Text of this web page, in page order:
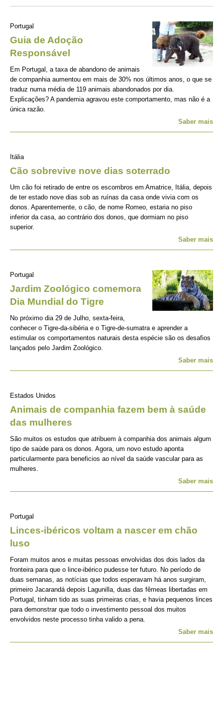
Portugal
Guia de Adoção
Responsável
Em Portugal, a taxa de abandono de animais
de companhia aumentou em mais de 30% nos últimos anos, o que se
traduz numa média de 119 animais abandonados por dia.
Explicações? A pandemia agravou este comportamento, mas não é a
única razão.
Saber mais
Itália
Cão sobrevive nove dias soterrado
Um cão foi retirado de entre os escombros em Amatrice, Itália, depois
de ter estado nove dias sob as ruínas da casa onde vivia com os
donos. Aparentemente, o cão, de nome Romeo, estaria no piso
inferior da casa, ao contrário dos donos, que dormiam no piso
superior.
Saber mais
Portugal
Jardim Zoológico comemora
Dia Mundial do Tigre
No próximo dia 29 de Julho, sexta-feira,
conhecer o Tigre-da-sibéria e o Tigre-de-sumatra e aprender a
estimular os comportamentos naturais desta espécie são os desafios
lançados pelo Jardim Zoológico.
Saber mais
Estados Unidos
Animais de companhia fazem bem à saúde
das mulheres
São muitos os estudos que atribuem à companhia dos animais algum
tipo de saúde para os donos. Agora, um novo estudo aponta
particularmente para beneficios ao nível da saúde vascular para as
mulheres.
Saber mais
Portugal
Linces-ibéricos voltam a nascer em chão
luso
Foram muitos anos e muitas pessoas envolvidas dos dois lados da
fronteira para que o lince-ibérico pudesse ter futuro. No período de
duas semanas, as notícias que todos esperavam há anos surgiram,
primeiro Jacarandá depois Lagunilla, duas das fêmeas libertadas em
Portugal, tinham tido as suas primeiras crias, e havia pequenos linces
para demonstrar que todo o investimento pessoal dos muitos
envolvidos neste processo tinha valido a pena.
Saber mais